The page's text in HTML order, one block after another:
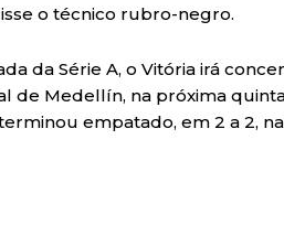
o técnico rubro-negro.
da Série A, o Vitória irá
de Medellín, na próxima
empatado, em 2 a 2,